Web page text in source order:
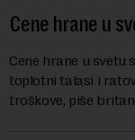
Cene hrane u
Cene hrane u svetu
toplotni talasi i
troškove, piše